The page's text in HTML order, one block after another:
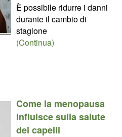
È possibile ridurre i danni
durante il cambio di
stagione
(Continua)
Come la menopausa
influisce sulla salute
dei capelli